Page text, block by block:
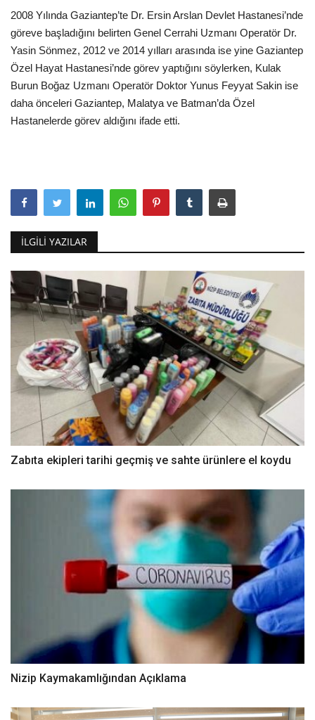
2008 Yılında Gaziantep’te Dr. Ersin Arslan Devlet Hastanesi’nde
göreve başladığını belirten Genel Cerrahi Uzmanı Operatör Dr.
Yasin Sönmez, 2012 ve 2014 yılları arasında ise yine Gaziantep
Özel Hayat Hastanesi’nde görev yaptığını söylerken, Kulak
Burun Boğaz Uzmanı Operatör Doktor Yunus Feyyat Sakin ise
daha önceleri Gaziantep, Malatya ve Batman’da Özel
Hastanelerde görev aldığını ifade etti.
İLGILI YAZILAR
Zabıta ekipleri tarihi geçmiş ve sahte ürünlere el koydu
Nizip Kaymakamlığından Açıklama